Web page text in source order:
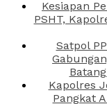
Kesiapan
PSHT,
Satpol
Kapolres
Pangkat